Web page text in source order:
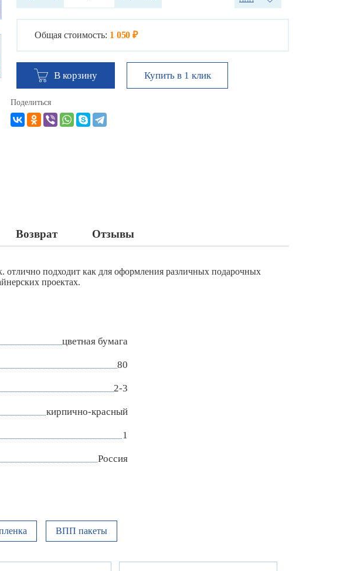
Общая стоимость: 1 050 ₽
В корзину Купить в 1 клик
Поделиться
Возврат Отзывы
отлично подходит как для оформления различных подарочных
проектах.
цветная бумага
80
2-3
кирпично-красный
1
Россия
ВПП пакеты